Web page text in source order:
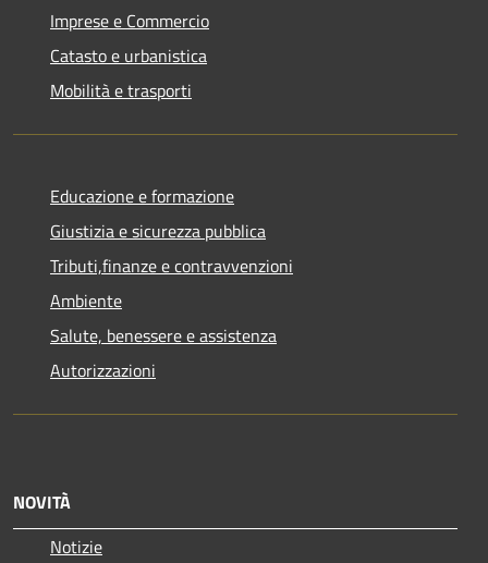
Imprese e Commercio
Catasto e urbanistica
Mobilità e trasporti
Educazione e formazione
Giustizia e sicurezza pubblica
Tributi,finanze e contravvenzioni
Ambiente
Salute, benessere e assistenza
Autorizzazioni
NOVITÀ
Notizie